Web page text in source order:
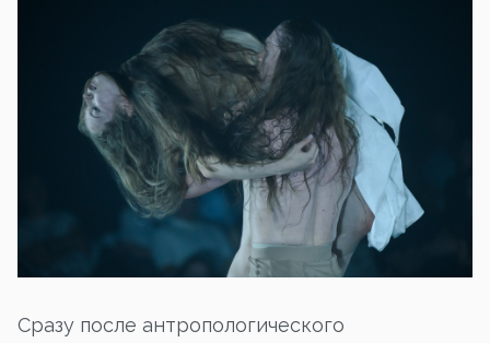
Сразу после антропологического